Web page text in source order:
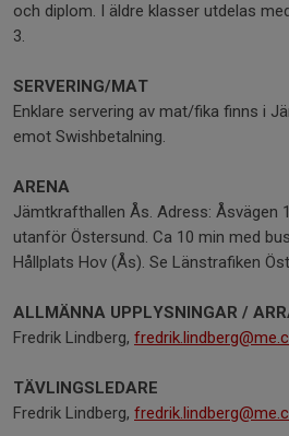
och diplom. I äldre klasser utdelas
3.
SERVERING/MAT
Enklare servering av mat/fika finns i
emot Swishbetalning.
ARENA
Jämtkrafthallen Ås. Adress: Åsvägen
utanför Östersund. Ca 10 min med
Hållplats Hov (Ås). Se Länstrafiken
ALLMÄNNA UPPLYSNINGAR /
Fredrik Lindberg,
TÄVLINGSLEDARE
Fredrik Lindberg,